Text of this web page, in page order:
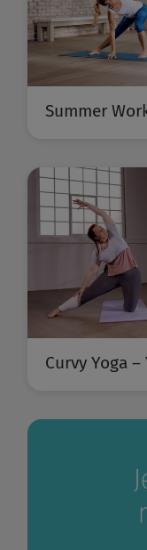
Summer
Curvy Yoga